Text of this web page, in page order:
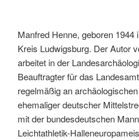
Manfred Henne, geboren 1944
Kreis Ludwigsburg. Der Autor
arbeitet in der
Beauftragter für das
regelmäßig an
ehemaliger deutscher
mit der bundesdeutschen
Leichtathletik-